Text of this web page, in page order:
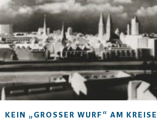
KEIN „GROSSER WURF“ AM KREISEL